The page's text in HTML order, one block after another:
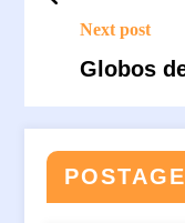
Next post
Globos